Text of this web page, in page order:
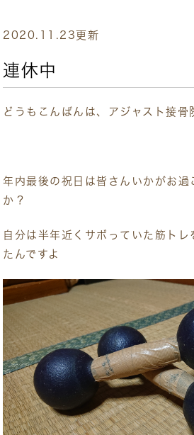
2020.11.23更新
連休中
どうもこんばんは、アジャスト接骨
年内最後の祝日は皆さんいかがお過
か？
自分は半年近くサボっていた筋トレ
たんですよ